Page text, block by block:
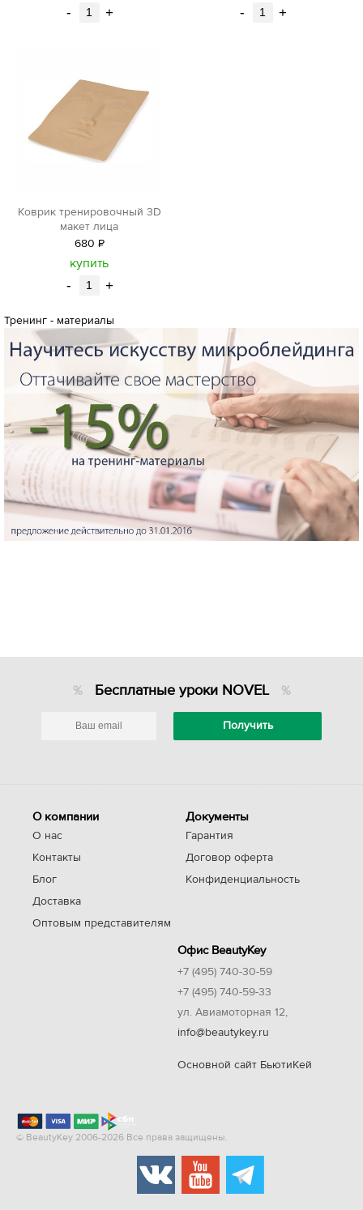
- + - +
Коврик тренировочный 3D
макет лица
680 Р
уб.
купить
- +
Тренинг - материалы
Бесплатные уроки NOVEL
О компании
О нас
Контакты
Блог
Доставка
Оптовым представителям
Документы
Гарантия
Договор оферта
Конфиденциальность
Офис BeautyKey
+7 (495) 740-30-59
+7 (495) 740-59-33
ул. Авиамоторная 12,
info@beautykey.ru
Основной сайт БьютиКей
© BeautyKey 2006-2026 Все права защищены.